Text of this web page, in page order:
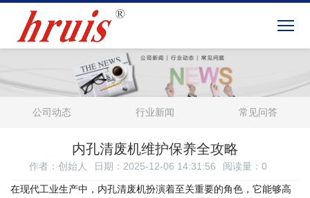
公司动态 行业新闻 常见问答
内孔清废机维护保养全攻略
作者：创始人 日期：2025-12-06 14:31:56 阅读量： 0
在现代工业生产中，内孔清废机扮演着至关重要的角色，它能够高